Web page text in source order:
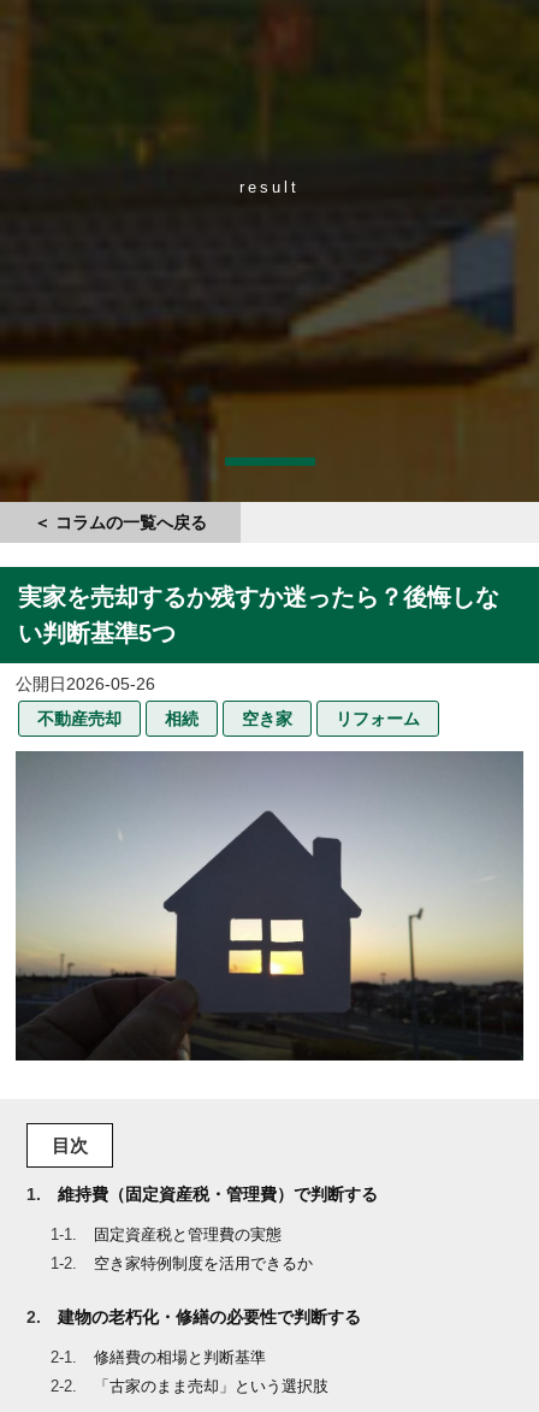
result
＜ コラムの一覧へ戻る
実家を売却するか残すか迷ったら？後悔しな
い判断基準5つ
2026-05-26
不動産売却
相続 空き家 リフォーム
目次
維持費（固定資産税・管理費）で判断する
固定資産税と管理費の実態
空き家特例制度を活用できるか
建物の老朽化・修繕の必要性で判断する
修繕費の相場と判断基準
「古家のまま売却」という選択肢